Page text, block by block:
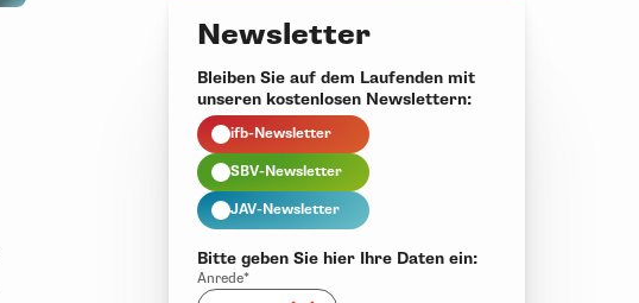
Newsletter
Bleiben Sie auf dem Laufenden mit
unseren kostenlosen Newslettern:
ifb-Newsletter
SBV-Newsletter
JAV-Newsletter
Bitte geben Sie hier Ihre Daten ein:
Anrede*